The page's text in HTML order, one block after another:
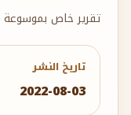
تقرير خاص بموسوعة
تاريخ النشر
2022-08-03